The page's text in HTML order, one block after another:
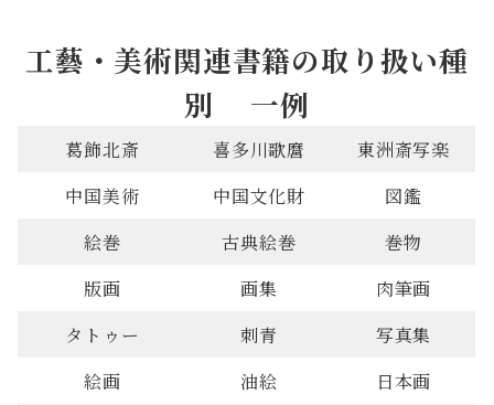
工藝・美術関連書籍の取り扱い種
別 一例
葛飾北斎 喜多川歌麿
東洲斎写楽
中国美術
中国文化財
図鑑
絵巻
古典絵巻
巻物
版画
画集
肉筆画
タトゥー
刺青
写真集
絵画
油絵
日本画